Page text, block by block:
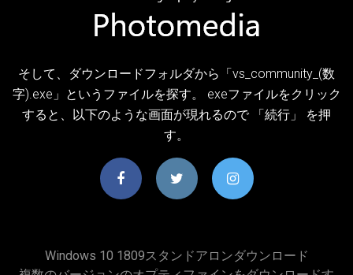
そして、ダウンロードフォルダから「vs_community_(数
字).exe」というファイルを探す。 exeファイルをクリック
すると、以下のような画面が現れるので 「続行」 を押
す。
Windows 10 1809スタンドアロンダウンロード